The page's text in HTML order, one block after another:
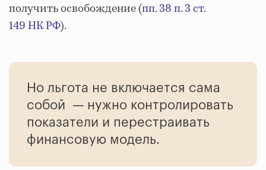
получить освобождение (пп. 38 п. 3 ст.
149 НК РФ).
Но льгота не включается сама
собой — нужно контролировать
показатели и перестраивать
финансовую модель.